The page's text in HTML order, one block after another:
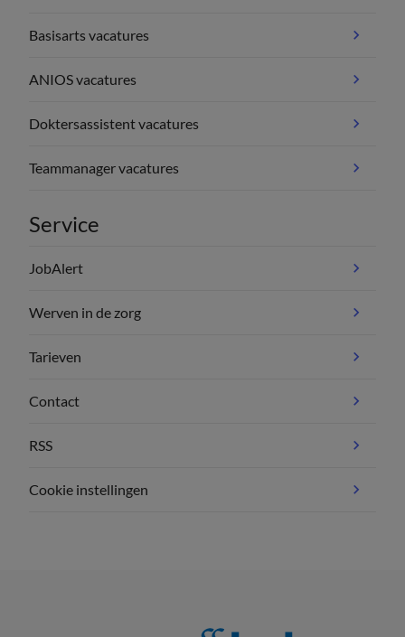
Basisarts vacatures
ANIOS vacatures
Doktersassistent vacatures
Teammanager vacatures
Service
JobAlert
Werven in de zorg
Tarieven
Contact
RSS
Cookie instellingen